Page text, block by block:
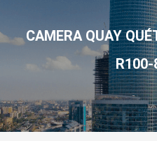
CAMERA QUAY
R100-